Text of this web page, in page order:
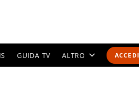
ACCEDI
GUIDA TV ALTRO